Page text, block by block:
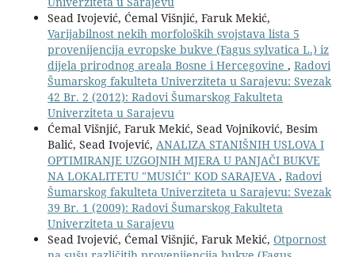
Sead Ivojević, Ćemal Višnjić, Faruk Mekić,
Varijabilnost nekih morfoloških svojstava lista 5
provenijencija evropske bukve (Fagus sylvatica L.) iz
dijela prirodnog areala Bosne i Hercegovine , Radovi
Šumarskog fakulteta Univerziteta u Sarajevu: Svezak
42 Br. 2 (2012): Radovi Šumarskog Fakulteta
Univerziteta u Sarajevu
Ćemal Višnjić, Faruk Mekić, Sead Vojniković, Besim
Balić, Sead Ivojević, ANALIZA STANIŠNIH USLOVA I
OPTIMIRANJE UZGOJNIH MJERA U PANJAČI BUKVE
NA LOKALITETU "MUSIĆI" KOD SARAJEVA , Radovi
Šumarskog fakulteta Univerziteta u Sarajevu: Svezak
39 Br. 1 (2009): Radovi Šumarskog Fakulteta
Univerziteta u Sarajevu
Sead Ivojević, Ćemal Višnjić, Faruk Mekić, Otpornost